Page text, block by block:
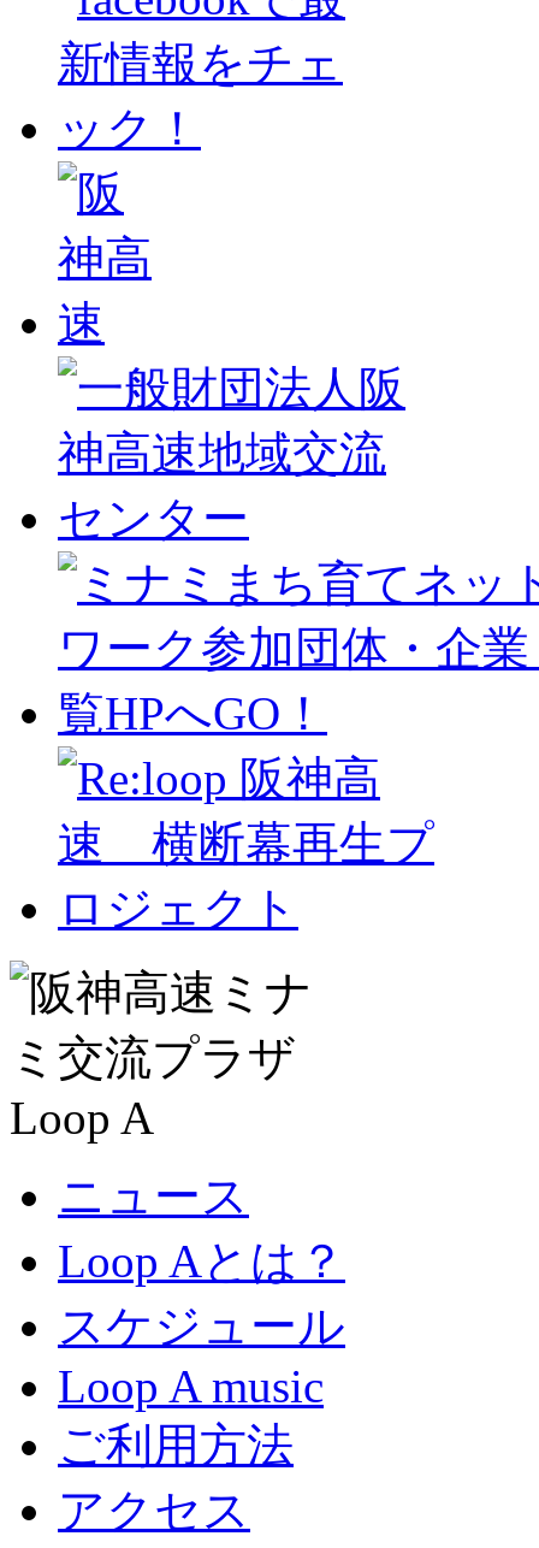
ニュース
Loop Aとは？
スケジュール
Loop A music
ご利用方法
アクセス